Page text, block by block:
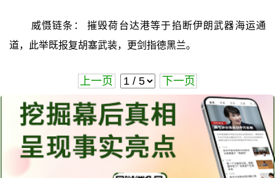
威慑链条： 摧毁荷台达港等于掐断伊朗武器海运通
道，此举既报复胡塞武装，更剑指德黑兰。
上一页 下一页